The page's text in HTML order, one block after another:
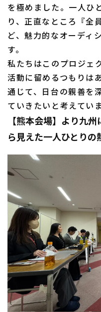
を極めました。一人ひ
り、正直なところ『全
ど、魅力的なオーディ
す。
私たちはこのプロジェ
活動に留めるつもりは
通じて、日台の親善を
ていきたいと考えていま
【熊本会場】より九
ら見えた一人ひとりの